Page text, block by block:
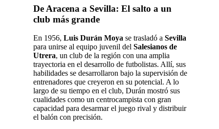
De Aracena a Sevilla: El salto a un
club más grande
En 1956, Luis Durán Moya se trasladó a Sevilla
para unirse al equipo juvenil del Salesianos de
Utrera, un club de la región con una amplia
trayectoria en el desarrollo de futbolistas. Allí, sus
habilidades se desarrollaron bajo la supervisión de
entrenadores que creyeron en su potencial. A lo
largo de su tiempo en el club, Durán mostró sus
cualidades como un centrocampista con gran
capacidad para desarmar el juego rival y distribuir
el balón con precisión.